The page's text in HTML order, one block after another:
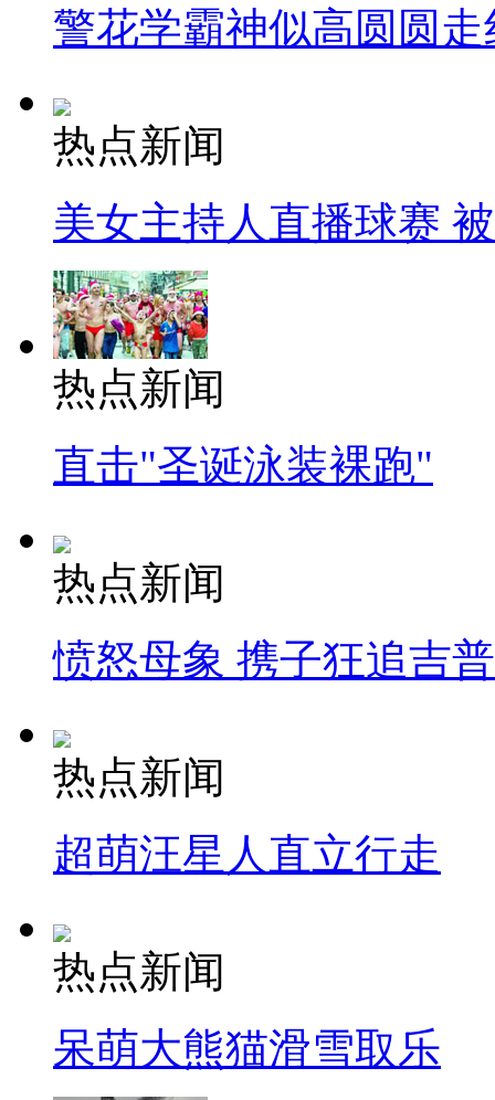
警花学霸神似高圆圆走
热点新闻
美女主持人直播球赛
热点新闻
直击"圣诞泳装裸跑"
热点新闻
愤怒母象 携子狂追吉
热点新闻
超萌汪星人直立行走
热点新闻
呆萌大熊猫滑雪取乐